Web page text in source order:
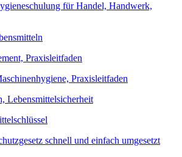
für Handel, Handwerk,
Praxisleitfaden
Praxisleitfaden
Lebensmittelsicherheit
schnell und einfach umgesetzt